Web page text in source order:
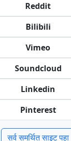
Reddit
Bilibili
Vimeo
Soundcloud
Linkedin
Pinterest
सर्व समर्थित साइट पहा